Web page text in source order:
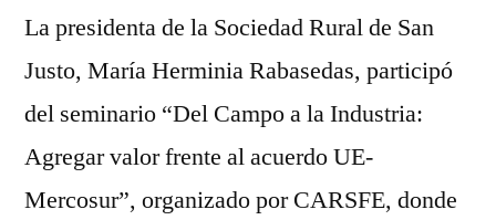
La presidenta de la Sociedad Rural de San
Justo, María Herminia Rabasedas, participó
del seminario “Del Campo a la Industria:
Agregar valor frente al acuerdo UE-
Mercosur”, organizado por CARSFE, donde